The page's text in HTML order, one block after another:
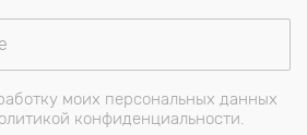
моих персональных данных
конфиденциальности.